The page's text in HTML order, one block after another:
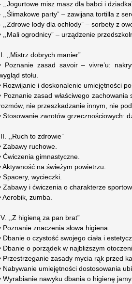
,,Jogurtowe misz masz dla babci i
,,Ślimakowe party” – zawijana tortilla z
,,Zdrowe lody dla ochłody” – sorbety z
,,Mali ogrodnicy” – urządzenie
II. ,,Mistrz dobrych manier”
Poznanie zasad savoir – vivre’u:
stołu.
Rozwijanie i doskonalenie umiejętności
Poznanie zasad właściwego
nie przeszkadzanie innym, nie
Stosowanie zwrotów grzecznościowych:
III. ,,Ruch to zdrowie”
Zabawy ruchowe.
Ćwiczenia gimnastyczne.
Aktywność na świeżym powietrzu.
Spacery, wycieczki.
Zabawy i ćwiczenia o charakterze
Aerobik, zumba.
IV. ,,Z higieną za pan brat”
Poznanie znaczenia słowa higiena.
Dbanie o czystość swojego ciała i
Dbanie o porządek w najbliższym
Przestrzeganie zasady mycia rąk przed
Nabywanie umiejętności dostosowania
Wyrabianie nawyku dbania o higienę